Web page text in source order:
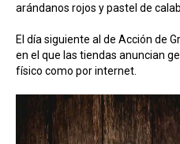
arándanos rojos y pastel de
El día siguiente al de Acción de
en el que las tiendas anuncian
físico como por internet.